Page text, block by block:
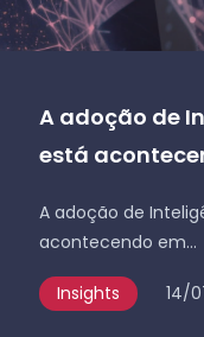
A adoção de
está
A adoção de
acontecendo em...
Insights 14/